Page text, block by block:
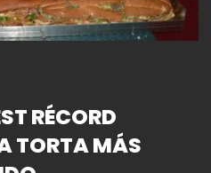
RÉCORD
TORTA MÁS